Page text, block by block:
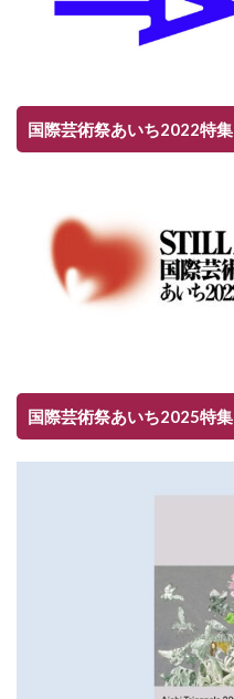
国際芸術祭あいち2022特集
国際芸術祭あいち2025特集